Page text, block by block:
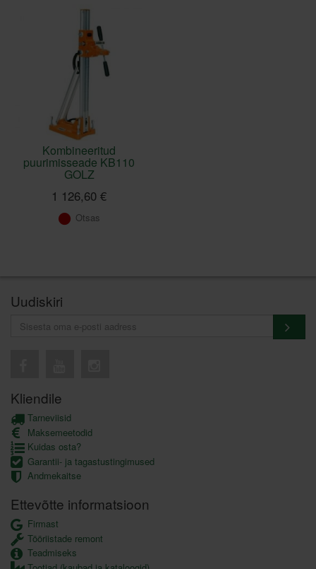
Kombineeritud
puurimisseade KB110
GOLZ
1 126,60 €
Otsas
Uudiskiri
Kliendile
Tarneviisid
Maksemeetodid
Kuidas osta?
Garantii- ja tagastustingimused
Andmekaitse
Ettevõtte informatsioon
Firmast
Tööriistade remont
Teadmiseks